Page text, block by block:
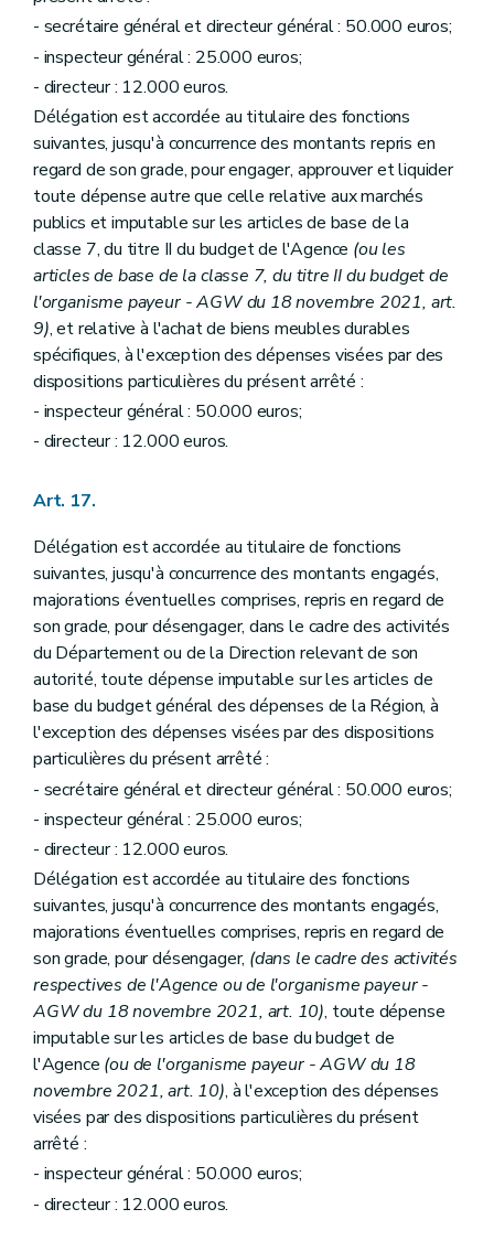
- secrétaire général et directeur général : 50.000 euros;
- inspecteur général : 25.000 euros;
- directeur : 12.000 euros.
Délégation est accordée au titulaire des fonctions
suivantes, jusqu'à concurrence des montants repris en
regard de son grade, pour engager, approuver et liquider
toute dépense autre que celle relative aux marchés
publics et imputable sur les articles de base de la
classe 7, du titre II du budget de l'Agence (ou les
articles de base de la classe 7, du titre II du budget de
l'organisme payeur - AGW du 18 novembre 2021, art.
9), et relative à l'achat de biens meubles durables
spécifiques, à l'exception des dépenses visées par des
dispositions particulières du présent arrêté :
- inspecteur général : 50.000 euros;
- directeur : 12.000 euros.
Art. 17.
Délégation est accordée au titulaire de fonctions
suivantes, jusqu'à concurrence des montants engagés,
majorations éventuelles comprises, repris en regard de
son grade, pour désengager, dans le cadre des activités
du Département ou de la Direction relevant de son
autorité, toute dépense imputable sur les articles de
base du budget général des dépenses de la Région, à
l'exception des dépenses visées par des dispositions
particulières du présent arrêté :
- secrétaire général et directeur général : 50.000 euros;
- inspecteur général : 25.000 euros;
- directeur : 12.000 euros.
Délégation est accordée au titulaire des fonctions
suivantes, jusqu'à concurrence des montants engagés,
majorations éventuelles comprises, repris en regard de
son grade, pour désengager, (dans le cadre des activités
respectives de l'Agence ou de l'organisme payeur -
AGW du 18 novembre 2021, art. 10), toute dépense
imputable sur les articles de base du budget de
l'Agence (ou de l'organisme payeur - AGW du 18
novembre 2021, art. 10), à l'exception des dépenses
visées par des dispositions particulières du présent
arrêté :
- inspecteur général : 50.000 euros;
- directeur : 12.000 euros.